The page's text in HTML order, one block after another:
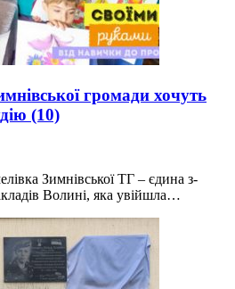
громади хочуть
(10)
Зимнівської ТГ – єдина з-
Волині, яка увійшла…